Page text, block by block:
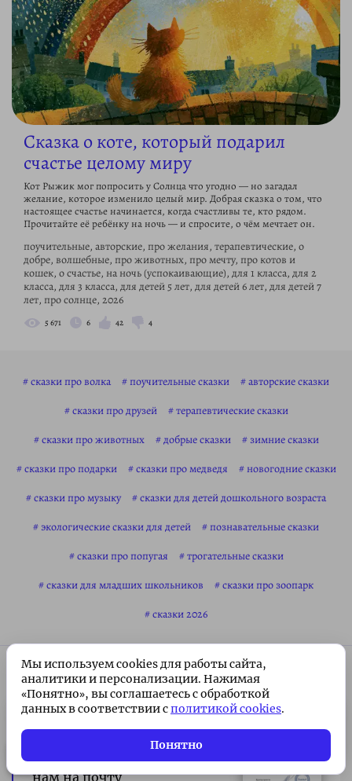
Сказка о коте, который подарил
счастье целому миру
Кот Рыжик мог попросить у Солнца что угодно — но загадал
желание, которое изменило целый мир. Добрая сказка о том, что
настоящее счастье начинается, когда счастливы те, кто рядом.
Прочитайте её ребёнку на ночь — и спросите, о чём мечтает он.
поучительные, авторские, про желания, терапевтические, о
добре, волшебные, про животных, про мечту, про котов и
кошек, о счастье, на ночь (успокаивающие), для 1 класса, для 2
класса, для 3 класса, для детей 5 лет, для детей 6 лет, для детей 7
лет, про солнце, 2026
5 671 6 42 4
сказки про волка поучительные сказки
авторские сказки
сказки про друзей
терапевтические сказки
сказки про животных
добрые сказки
зимние сказки
сказки про подарки
сказки про медведя
новогодние сказки
сказки про музыку
сказки для детей дошкольного возраста
экологические сказки для детей
познавательные сказки
сказки про попугая
трогательные сказки
сказки для младших школьников
сказки про зоопарк
сказки 2026
Если вы любитеписать
поделиться ими с другими,
то можете присылать их
нам на почту
Мы используем cookies для работы сайта,
аналитики и персонализации. Нажимая
«Понятно», вы соглашаетесь с обработкой
данных в соответствии сполитикой cookies.
Понятно